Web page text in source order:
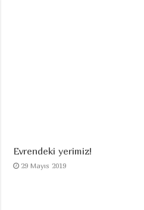
Evrendeki yerimiz!
29 Mayıs 2019